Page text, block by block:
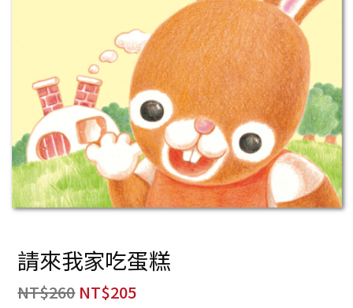
請來我家吃蛋糕
NT$260 NT$205